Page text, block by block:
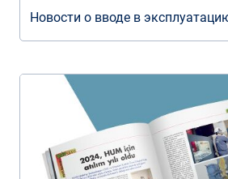
Новости о вводе в